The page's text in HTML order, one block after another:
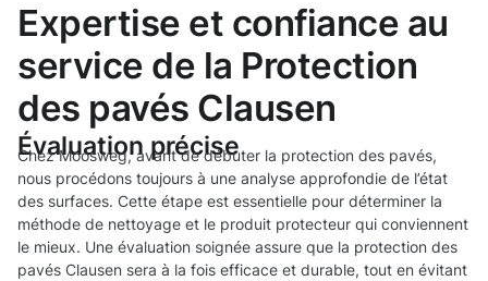
Expertise et confiance au
service de la Protection
des pavés Clausen
Évaluation précise
Chez Moosweg, avant de débuter la protection des pavés,
nous procédons toujours à une analyse approfondie de l’état
des surfaces. Cette étape est essentielle pour déterminer la
méthode de nettoyage et le produit protecteur qui conviennent
le mieux. Une évaluation soignée assure que la protection des
pavés Clausen sera à la fois efficace et durable, tout en évitant